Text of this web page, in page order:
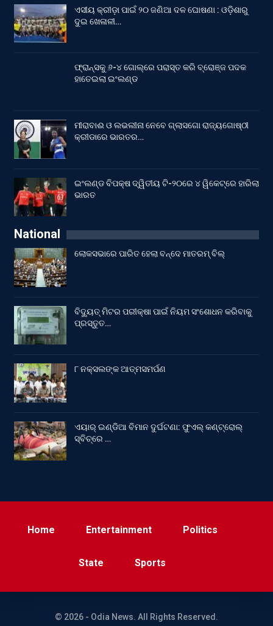
ଏସୀୟ କ୍ରୀଡ଼ା ପାଇଁ ୨୦ ଜଣିଆ ଦଳ ଘୋଷଣା : ଓଡ଼ିଶାରୁ
ଦୁଇ ଖେଳାଳୀ…
ଫ୍ରାନ୍ସକୁ ୬-୪ ଗୋଲ୍‌ରେ ପରାସ୍ତ କରି ବ୍ରୋଞ୍ଜ ପଦକ
ହାତେଇଲା ଇଂଲଣ୍ଡ
ମୀରାବାଈ ଓ ଲଭଲୀନା ନେବେ ଗ୍ଲାସଗୋ ରାଜ୍ୟଗୋଷ୍ଠୀ
କ୍ରୀଡାରେ ଭାରତର…
ଇଂଲଣ୍ଡ ବିପକ୍ଷ ଦ୍ୱିତୀୟ ଟି-୨୦ରେ ୪ ୱିକେଟ୍‌ରେ ହାରିଲା
ଭାରତ
National
ଲୋକସଭାରେ ପାରିତ ହେଲା ବନ୍ଦେ ମାତରମ୍‌ ବିଲ୍‌
ବିଦ୍ୟୁତ୍ ମିଟର ପରୀକ୍ଷା ପାଇଁ ନିୟମ ସଂଶୋଧନ କରିବାକୁ
ପ୍ରସ୍ତୁତ…
୮ ନକ୍ସଲଙ୍କ ଆତ୍ମସମର୍ପଣ
ଏୟାର୍ ଇଣ୍ଡିଆ ବିମାନ ଦୁର୍ଘଟଣା: ଫୁଏଲ୍‌ କଣ୍ଟ୍ରୋଲ୍‌
ସ୍ବିଚ୍‌ରେ …
Home Entertainment Politics
State Sports
© 2026 - Odia News. All Rights Reserved.